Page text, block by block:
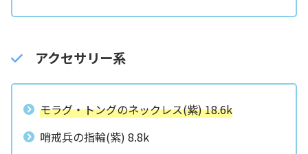
アクセサリー系
モラグ・トングのネックレス(紫) 18.6k
哨戒兵の指輪(紫) 8.8k